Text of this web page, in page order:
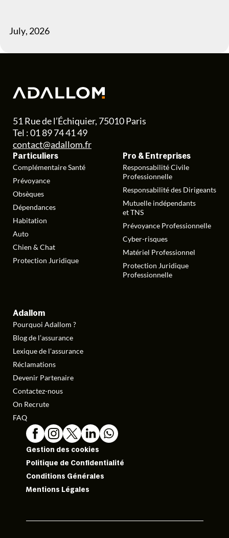
July, 2026
51 Rue de l’Échiquier, 75010 Paris
Tel : 01 89 74 41 49
contact@adallom.fr
Particuliers
Complémentaire Santé
Prévoyance
Obsèques
Dépendances
Habitation
Auto
Chien & Chat
Protection Juridique
Pro & Entreprises
Responsabilité Civile
Professionnelle
Responsabilité des Dirigeants
Mutuelle indépendants
et TNS
Prévoyance Professionnelle
Cyber-risques
Matériel Professionnel
Protection Juridique
Professionnelle
Adallom
Pourquoi Adallom ?
Blog de l’assurance
Lexique de l'assurance
Réclamations
Devenir Partenaire
Contactez-nous
On Recrute
FAQ
Gestion des cookies
Politique de Confidentialité
Conditions Générales
Mentions Légales